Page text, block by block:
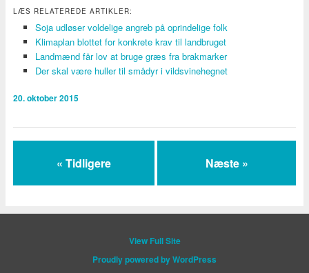
LÆS RELATEREDE ARTIKLER:
Soja udløser voldelige angreb på oprindelige folk
Klimaplan blottet for konkrete krav til landbruget
Landmænd får lov at bruge græs fra brakmarker
Der skal være huller til smådyr i vildsvinehegnet
20. oktober 2015
« Tidligere Næste »
View Full Site
Proudly powered by WordPress